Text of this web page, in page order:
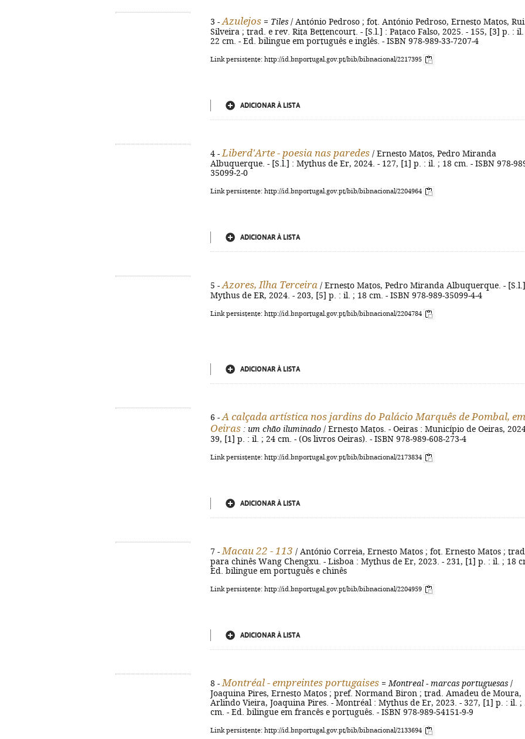
3 - Azulejos = Tiles / António Pedroso ; fot. António Pedroso, Ernesto Matos, Rui
Silveira ; trad. e rev. Rita Bettencourt. - [S.l.] : Pataco Falso, 2025. - 155, [3] p. :
22 cm. - Ed. bilingue em português e inglês. - ISBN 978-989-33-7207-4
Link persistente: http://id.bnportugal.gov.pt/bib/bibnacional/2217395
ADICIONAR À LISTA
4 - Liberd'Arte - poesia nas paredes / Ernesto Matos, Pedro Miranda
Albuquerque. - [S.l.] : Mythus de Er, 2024. - 127, [1] p. : il. ; 18 cm. - ISBN 978-
35099-2-0
Link persistente: http://id.bnportugal.gov.pt/bib/bibnacional/2204964
ADICIONAR À LISTA
5 - Azores, Ilha Terceira / Ernesto Matos, Pedro Miranda Albuquerque. -
Mythus de ER, 2024. - 203, [5] p. : il. ; 18 cm. - ISBN 978-989-35099-4-4
Link persistente: http://id.bnportugal.gov.pt/bib/bibnacional/2204784
ADICIONAR À LISTA
6 - A calçada artística nos jardins do Palácio Marquês de Pombal, em
Oeiras : um chão iluminado / Ernesto Matos. - Oeiras : Município de Oeiras,
39, [1] p. : il. ; 24 cm. - (Os livros Oeiras). - ISBN 978-989-608-273-4
Link persistente: http://id.bnportugal.gov.pt/bib/bibnacional/2173834
ADICIONAR À LISTA
7 - Macau 22 - 113 / António Correia, Ernesto Matos ; fot. Ernesto Matos ;
para chinês Wang Chengxu. - Lisboa : Mythus de Er, 2023. - 231, [1] p. : il. ; 18
Ed. bilingue em português e chinês
Link persistente: http://id.bnportugal.gov.pt/bib/bibnacional/2204959
ADICIONAR À LISTA
8 - Montréal - empreintes portugaises = Montreal - marcas portuguesas /
Joaquina Pires, Ernesto Matos ; pref. Normand Biron ; trad. Amadeu de Moura,
Arlindo Vieira, Joaquina Pires. - Montréal : Mythus de Er, 2023. - 327, [1] p. : il. ;
cm. - Ed. bilingue em francês e português. - ISBN 978-989-54151-9-9
Link persistente: http://id.bnportugal.gov.pt/bib/bibnacional/2133694